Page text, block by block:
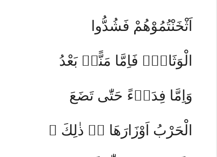
اَثْخَنْتُمُوْهُمْ فَشُدُّوا
الْوَثَاقَۖ فَاِمَّا مَنًّاۢ بَعْدُ
وَاِمَّا فِدَاۤءً حَتّٰى تَضَعَ
الْحَرْبُ اَوْزَارَهَا ەۛ ذٰلِكَ ۛ